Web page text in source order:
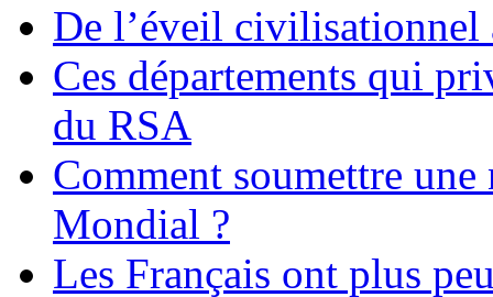
De l’éveil
Ces départements qui
du RSA
Comment soumettre
Mondial ?
Les Français ont plus